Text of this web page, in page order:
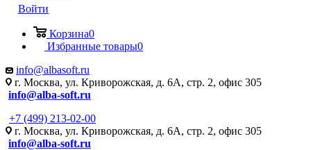
Войти
Корзина0
Избранные товары0
info@albasoft.ru
г. Москва, ул. Криворожская, д. 6А, стр. 2, офис 305
info@alba-soft.ru
+7 (499) 213-02-00
г. Москва, ул. Криворожская, д. 6А, стр. 2, офис 305
info@alba-soft.ru